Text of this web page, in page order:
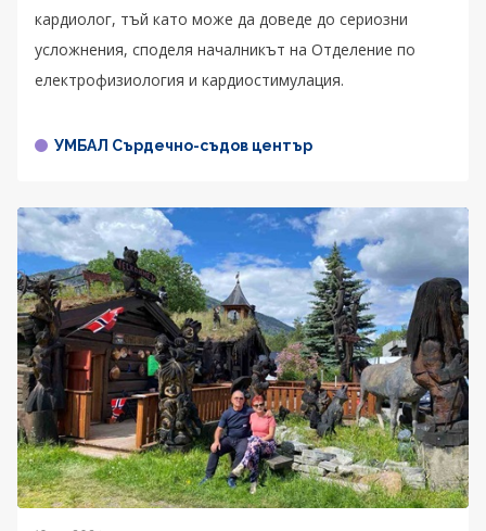
кардиолог, тъй като може да доведе до сериозни
усложнения, споделя началникът на Отделение по
електрофизиология и кардиостимулация.
УМБАЛ Сърдечно-съдов център